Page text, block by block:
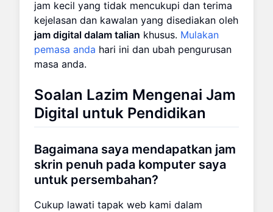
jam kecil yang tidak mencukupi dan terima
kejelasan dan kawalan yang disediakan oleh
jam digital dalam talian khusus. Mulakan
pemasa anda hari ini dan ubah pengurusan
masa anda.
Soalan Lazim Mengenai Jam
Digital untuk Pendidikan
Bagaimana saya mendapatkan jam
skrin penuh pada komputer saya
untuk persembahan?
Cukup lawati tapak web kami dalam